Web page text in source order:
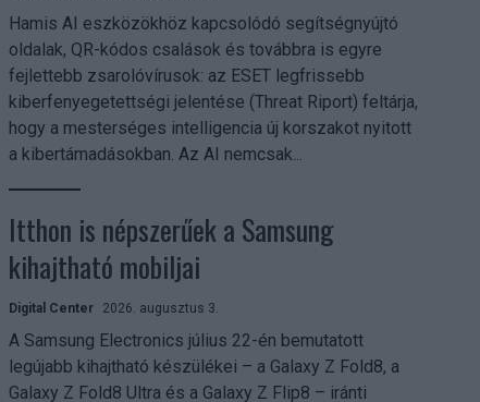
Hamis AI eszközökhöz kapcsolódó segítségnyújtó
oldalak, QR-kódos csalások és továbbra is egyre
fejlettebb zsarolóvírusok: az ESET legfrissebb
kiberfenyegetettségi jelentése (Threat Riport) feltárja,
hogy a mesterséges intelligencia új korszakot nyitott
a kibertámadásokban. Az AI nemcsak...
Itthon is népszerűek a Samsung
kihajtható mobiljai
Digital Center 2026. augusztus 3.
A Samsung Electronics július 22-én bemutatott
legújabb kihajtható készülékei – a Galaxy Z Fold8, a
Galaxy Z Fold8 Ultra és a Galaxy Z Flip8 – iránti